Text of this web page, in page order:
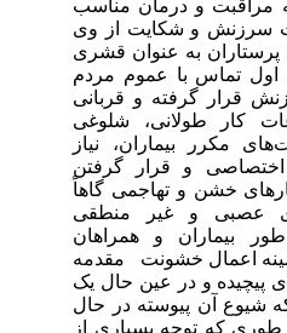
و درمان مناسب
سرزنش و شکایت از وی
پرستاران به عنوان قشری
تماس با عموم مردم
قرار گرفته و قربانی
ساعات کار طولانی، شلوغی
مکرر بیماران، نیاز
و قرار گرفتن
خشن و تهاجمی گاهاً
عصبی و غیر منطقی
بیماران و همراهان
اعمال خشونت مقدمه
و در عین حال یک
آن پیوسته در حال
1 ) به طوری که توجه بسیاری از